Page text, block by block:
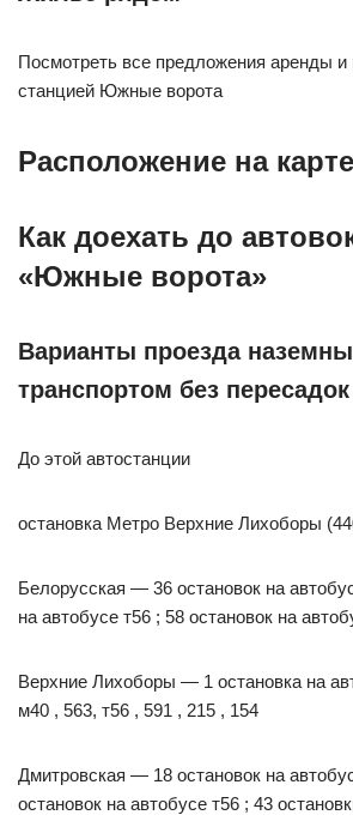
Посмотреть все предложения аренды
станцией Южные ворота
Расположение на карте
Как доехать до
«Южные ворота»
Варианты проезда
транспортом без пересадок
До этой автостанции
остановка Метро Верхние Лихоборы
Белорусская — 36 остановок на
на автобусе т56 ; 58 остановок на
Верхние Лихоборы — 1 остановка на
м40 , 563, т56 , 591 , 215 , 154
Дмитровская — 18 остановок на
остановок на автобусе т56 ; 43